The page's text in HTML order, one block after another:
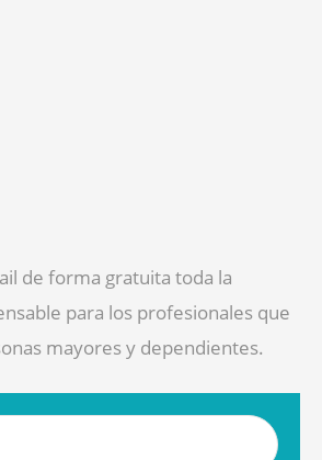
de forma gratuita toda la
para los profesionales que
mayores y dependientes.